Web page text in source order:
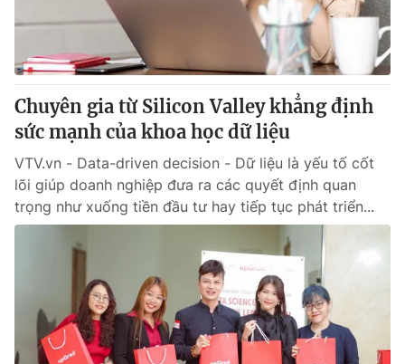
Chuyên gia từ Silicon Valley khẳng định
sức mạnh của khoa học dữ liệu
VTV.vn - Data-driven decision - Dữ liệu là yếu tố cốt
lõi giúp doanh nghiệp đưa ra các quyết định quan
trọng như xuống tiền đầu tư hay tiếp tục phát triển...